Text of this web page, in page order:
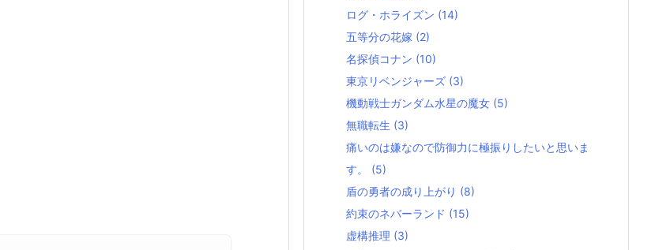
ログ・ホライズン (14)
五等分の花嫁 (2)
名探偵コナン (10)
東京リベンジャーズ (3)
機動戦士ガンダム水星の魔女 (5)
無職転生 (3)
痛いのは嫌なので防御力に極振りしたいと思いま
す。 (5)
盾の勇者の成り上がり (8)
約束のネバーランド (15)
虚構推理 (3)